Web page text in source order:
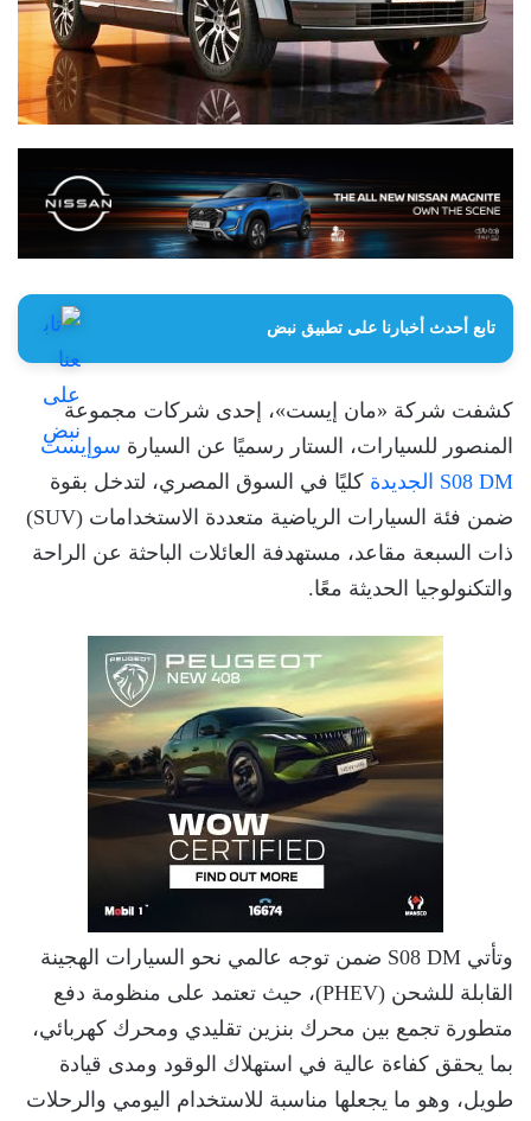
تابع أحدث أخبارنا على تطبيق نبض
كشفت شركة «مان إيست»، إحدى شركات مجموعة
المنصور للسيارات، الستار رسميًا عن السيارة سوإيست
S08 DM الجديدة
كليًا في السوق المصري، لتدخل بقوة
ضمن فئة السيارات الرياضية متعددة الاستخدامات (SUV)
ذات السبعة مقاعد، مستهدفة العائلات الباحثة عن الراحة
والتكنولوجيا الحديثة معًا.
وتأتي S08 DM ضمن توجه عالمي نحو السيارات الهجينة
القابلة للشحن (PHEV)، حيث تعتمد على منظومة دفع
متطورة تجمع بين محرك بنزين تقليدي ومحرك كهربائي،
بما يحقق كفاءة عالية في استهلاك الوقود ومدى قيادة
طويل، وهو ما يجعلها مناسبة للاستخدام اليومي والرحلات